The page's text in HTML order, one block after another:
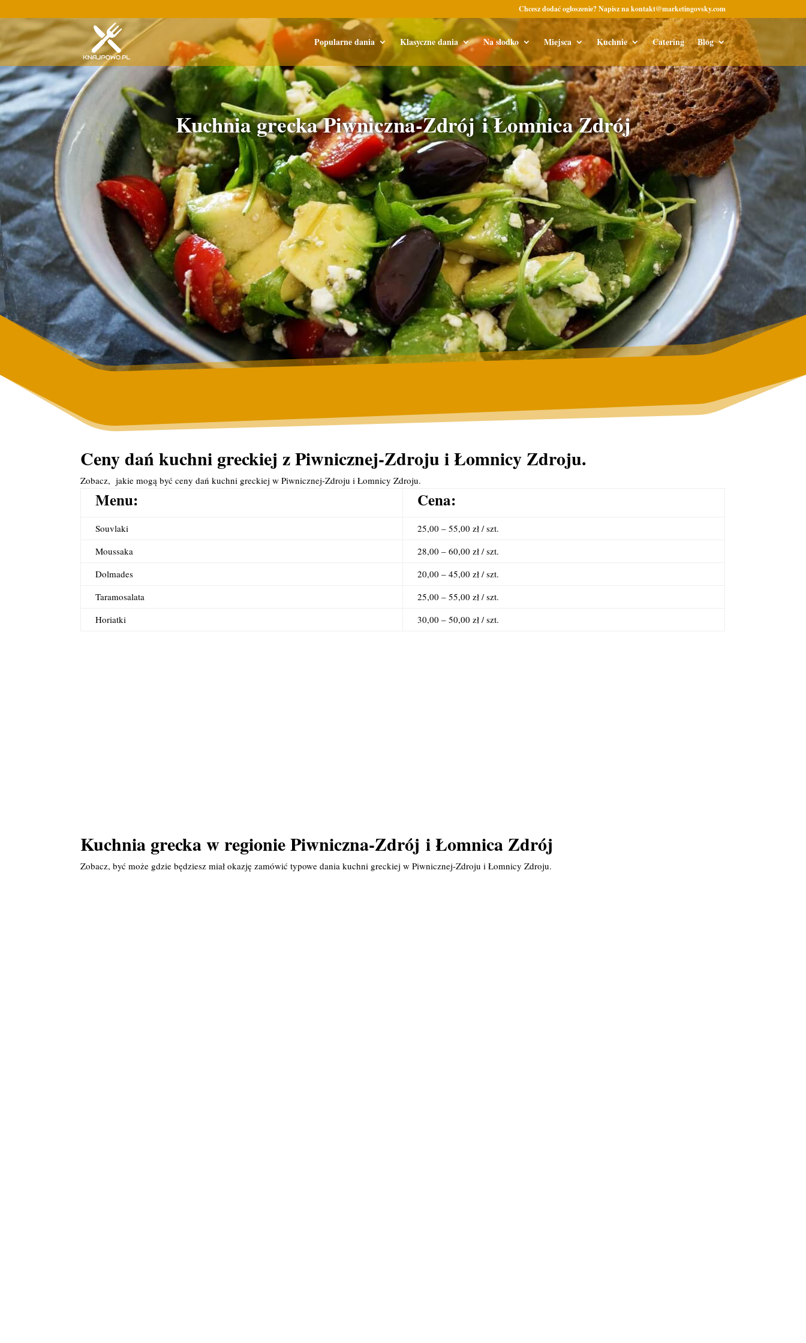
Chcesz dodać ogłoszenie? Napisz na kontakt@marketingovsky.com
Popularne dania Klasyczne dania Na słodko Miejsca Kuchnie Catering Blog
Kuchnia grecka Piwniczna-Zdrój i Łomnica Zdrój
Ceny dań kuchni greckiej z Piwnicznej-Zdroju i Łomnicy Zdroju.
Zobacz, jakie mogą być ceny dań kuchni greckiej w Piwnicznej-Zdroju i Łomnicy Zdroju.
Menu: Cena:
Souvlaki
25,00 – 55,00 zł / szt.
Moussaka
28,00 – 60,00 zł / szt.
Dolmades
20,00 – 45,00 zł / szt.
Taramosalata
25,00 – 55,00 zł / szt.
Horiatki
30,00 – 50,00 zł / szt.
Kuchnia grecka w regionie Piwniczna-Zdrój i Łomnica Zdrój
Zobacz, być może gdzie będziesz miał okazję zamówić typowe dania kuchni greckiej w Piwnicznej-Zdroju i Łomnicy Zdroju.